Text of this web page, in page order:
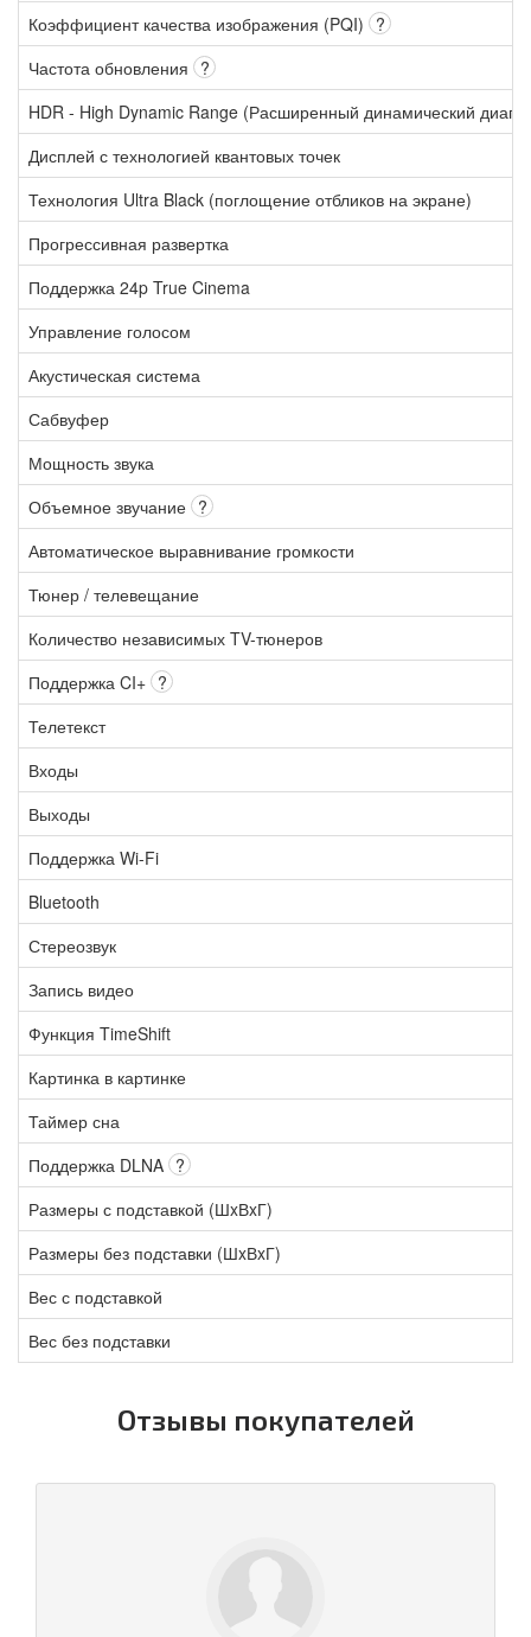
Коэффициент качества изображения (PQI) ?
Частота обновления ?
HDR - High Dynamic Range (Расширенный динамический
Дисплей с технологией квантовых точек
Технология Ultra Black (поглощение отбликов на экране)
Прогрессивная развертка
Поддержка 24p True Cinema
Управление голосом
Акустическая система
Сабвуфер
Мощность звука
Объемное звучание ?
Автоматическое выравнивание громкости
Тюнер / телевещание
Количество независимых TV-тюнеров
Поддержка CI+ ?
Телетекст
Входы
Выходы
Поддержка Wi-Fi
Bluetooth
Стереозвук
Запись видео
Функция TimeShift
Картинка в картинке
Таймер сна
Поддержка DLNA ?
Размеры с подставкой (ШxВxГ)
Размеры без подставки (ШxВxГ)
Вес с подставкой
Вес без подставки
Отзывы покупателей